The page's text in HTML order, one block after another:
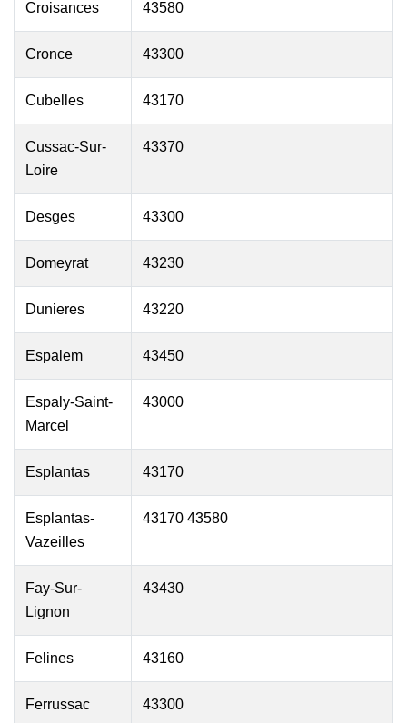
Croisances 43580
Cronce 43300
Cubelles 43170
Cussac-Sur-
Loire
43370
Desges 43300
Domeyrat 43230
Dunieres 43220
Espalem 43450
Espaly-Saint-
Marcel
43000
Esplantas 43170
Esplantas-
Vazeilles
43170 43580
Fay-Sur-
Lignon
43430
Felines 43160
Ferrussac 43300